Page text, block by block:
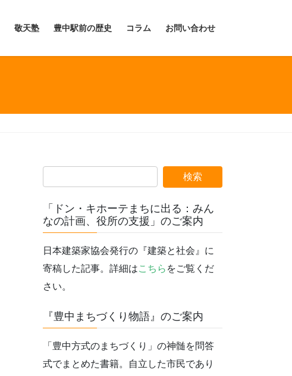
敬天塾 豊中駅前の歴史 コラム お問い合わせ
「ドン・キホーテまちに出る：みん
なの計画、役所の支援」のご案内
日本建築家協会発行の『建築と社会』に
寄稿した記事。詳細はこちら をご覧くだ
さい。
『豊中まちづくり物語』のご案内
「豊中方式のまちづくり」の神髄を問答
式でまとめた書籍。自立した市民であり